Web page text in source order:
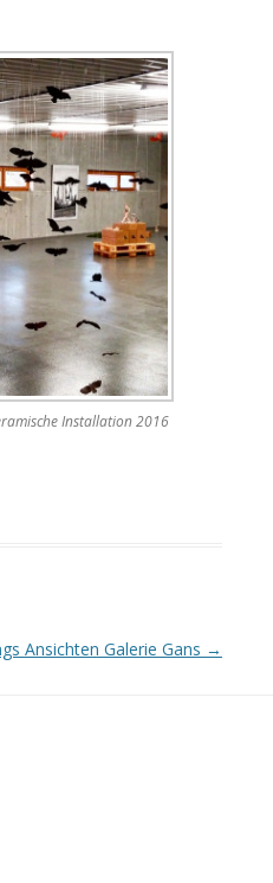
Installation 2016
Ansichten Galerie Gans →